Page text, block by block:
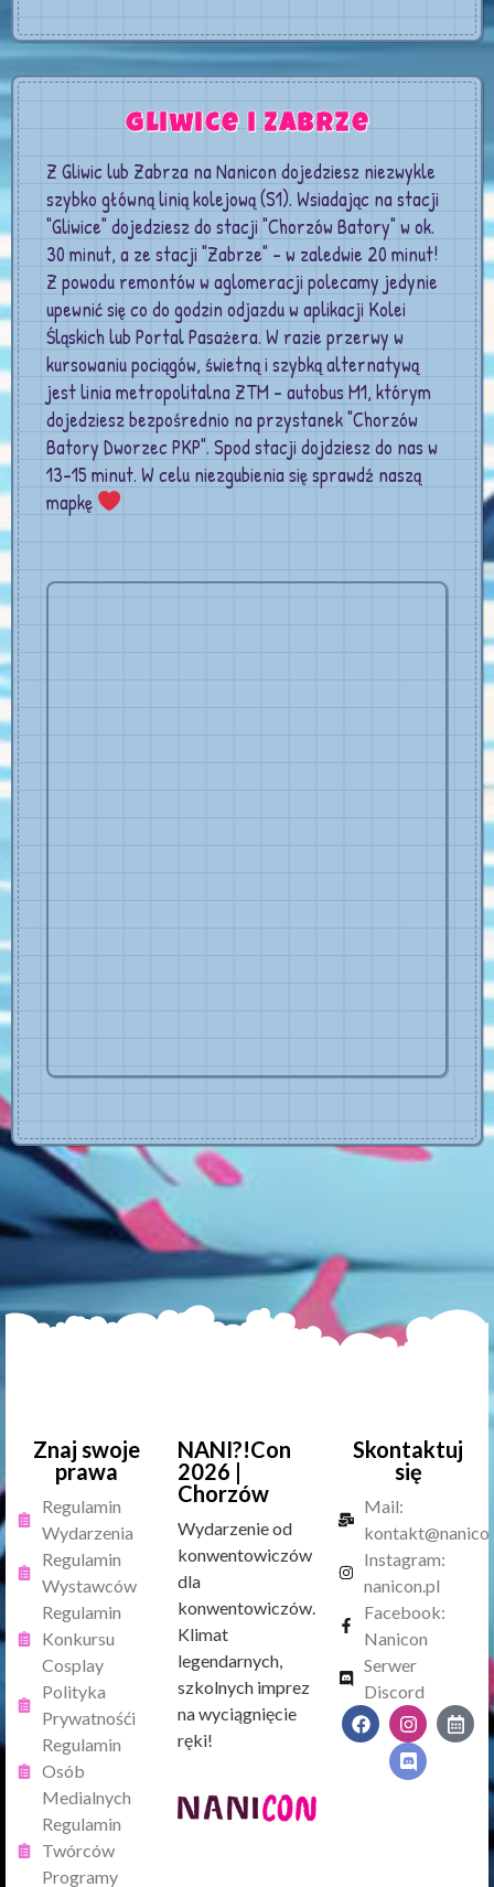
Gliwice i Zabrze
Z Gliwic lub Zabrza na Nanicon dojedziesz niezwykle
szybko główną linią kolejową (S1). Wsiadając na stacji
"Gliwice" dojedziesz do stacji "Chorzów Batory" w ok.
30 minut, a ze stacji "Zabrze" – w zaledwie 20 minut!
Z powodu remontów w aglomeracji polecamy jedynie
upewnić się co do godzin odjazdu w aplikacji Kolei
Śląskich lub Portal Pasażera. W razie przerwy w
kursowaniu pociągów, świetną i szybką alternatywą
jest linia metropolitalna ZTM – autobus M1, którym
dojedziesz bezpośrednio na przystanek "Chorzów
Batory Dworzec PKP". Spod stacji dojdziesz do nas w
13-15 minut. W celu niezgubienia się sprawdź naszą
mapkę
Znaj swoje
prawa
Regulamin
Wydarzenia
Regulamin
Wystawców
Regulamin
Konkursu
Cosplay
Polityka
Prywatnośći
Regulamin
Osób
Medialnych
Regulamin
Twórców
Programy
NANI?!Con
2026 |
Chorzów
Wydarzenie od
konwentowiczów
dla
konwentowiczów.
Klimat
legendarnych,
szkolnych imprez
na wyciągnięcie
ręki!
Skontaktuj
się
Mail:
Instagram:
nanicon.pl
Facebook:
Nanicon
Serwer
Discord